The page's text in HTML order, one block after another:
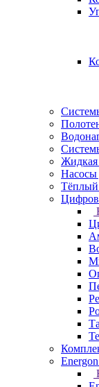
Жидкая
Насосы
Тёплый
Energon